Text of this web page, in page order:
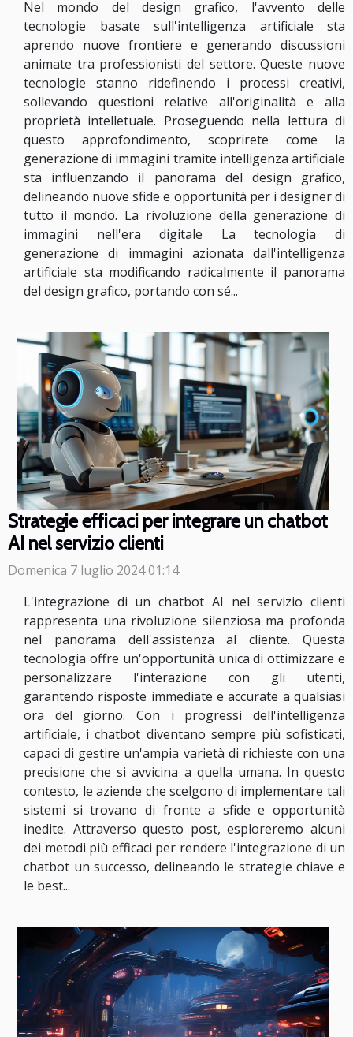
Nel mondo del design grafico, l'avvento delle
tecnologie basate sull'intelligenza artificiale sta
aprendo nuove frontiere e generando discussioni
animate tra professionisti del settore. Queste nuove
tecnologie stanno ridefinendo i processi creativi,
sollevando questioni relative all'originalità e alla
proprietà intelletuale. Proseguendo nella lettura di
questo approfondimento, scoprirete come la
generazione di immagini tramite intelligenza artificiale
sta influenzando il panorama del design grafico,
delineando nuove sfide e opportunità per i designer di
tutto il mondo. La rivoluzione della generazione di
immagini nell'era digitale La tecnologia di
generazione di immagini azionata dall'intelligenza
artificiale sta modificando radicalmente il panorama
del design grafico, portando con sé...
Strategie efficaci per integrare un chatbot
AI nel servizio clienti
Domenica 7 luglio 2024 01:14
L'integrazione di un chatbot AI nel servizio clienti
rappresenta una rivoluzione silenziosa ma profonda
nel panorama dell'assistenza al cliente. Questa
tecnologia offre un'opportunità unica di ottimizzare e
personalizzare l'interazione con gli utenti,
garantendo risposte immediate e accurate a qualsiasi
ora del giorno. Con i progressi dell'intelligenza
artificiale, i chatbot diventano sempre più sofisticati,
capaci di gestire un'ampia varietà di richieste con una
precisione che si avvicina a quella umana. In questo
contesto, le aziende che scelgono di implementare tali
sistemi si trovano di fronte a sfide e opportunità
inedite. Attraverso questo post, esploreremo alcuni
dei metodi più efficaci per rendere l'integrazione di un
chatbot un successo, delineando le strategie chiave e
le best...